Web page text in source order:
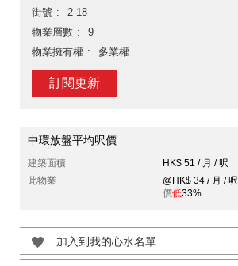
街號
2-18
物業層數
9
物業擁有權
多業權
訂閱更新
中環放盤平均呎價
建築面積
HK$ 51 / 月 / 呎
此物業
@HK$ 34 / 月 / 呎
價低33%
加入到我的心水名單